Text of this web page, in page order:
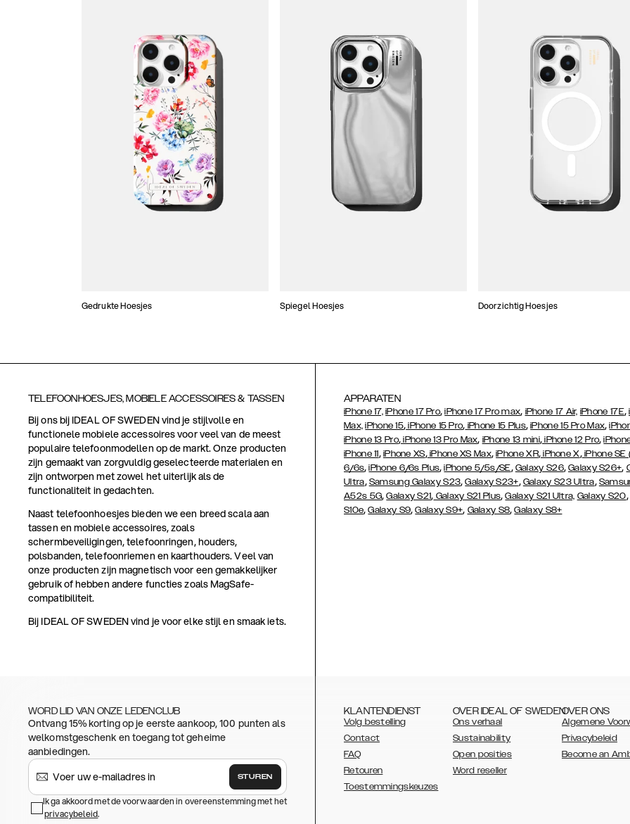
Gedrukte Hoesjes Spiegel Hoesjes Doorzichtig Hoesjes
TELEFOONHOESJES, MOBIELE ACCESSOIRES & TASSEN
Bij ons bij IDEAL OF SWEDEN vind je stijlvolle en
functionele mobiele accessoires voor veel van de meest
populaire telefoonmodellen op de markt. Onze producten
zijn gemaakt van zorgvuldig geselecteerde materialen en
zijn ontworpen met zowel het uiterlijk als de
functionaliteit in gedachten.
Naast telefoonhoesjes bieden we een breed scala aan
tassen en mobiele accessoires, zoals
schermbeveiligingen, telefoonringen, houders,
polsbanden, telefoonriemen en kaarthouders. Veel van
onze producten zijn magnetisch voor een gemakkelijker
gebruik of hebben andere functies zoals MagSafe-
compatibiliteit.
Bij IDEAL OF SWEDEN vind je voor elke stijl en smaak iets.
APPARATEN
iPhone 17, iPhone 17 Pro,iPhone 17 Pro max, iPhone 17 Air, iPhone 17E,
Max, iPhone 15, iPhone 15 Pro, iPhone 15 Plus,iPhone 15 Pro Max,
iPhone 13 Pro, iPhone 13 Pro Max, iPhone 13 mini,iPhone 12 Pro,
iPhone 11, iPhone XS,iPhone XS Max,iPhone XR,iPhone X,iPhone
6/6s,iPhone 6/6s Plus,iPhone 5/5s/SE, Galaxy S26,Galaxy S26+,
Ultra, Samsung Galaxy S23,Galaxy S23+, Galaxy S23 Ultra,
A52s 5G,Galaxy S21, Galaxy S21 Plus,Galaxy S21 Ultra, Galaxy S20,
S10e,Galaxy S9,Galaxy S9+, Galaxy S8,Galaxy S8+
WORD LID VAN ONZE LEDENCLUB
Ontvang 15% korting op je eerste aankoop, 100 punten als
welkomstgeschenk en toegang tot geheime
aanbiedingen.
STUREN
Ik ga akkoord met de voorwaarden in overeenstemming met het
privacybeleid.
KLANTENDIENST
Volg bestelling
Contact
FAQ
Retouren
Toestemmingskeuzes
OVER IDEAL OF SWEDEN
Ons verhaal
Sustainability
Open posities
Word reseller
OVER ONS
Algemene
Privacybeleid
Become an
AUSTRALIA